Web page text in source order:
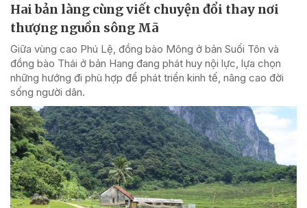
Hai bản làng cùng viết chuyện đổi thay nơi
thượng nguồn sông Mã
Giữa vùng cao Phú Lệ, đồng bào Mông ở bản Suối Tôn và
đồng bào Thái ở bản Hang đang phát huy nội lực, lựa chọn
những hướng đi phù hợp để phát triển kinh tế, nâng cao đời
sống người dân.